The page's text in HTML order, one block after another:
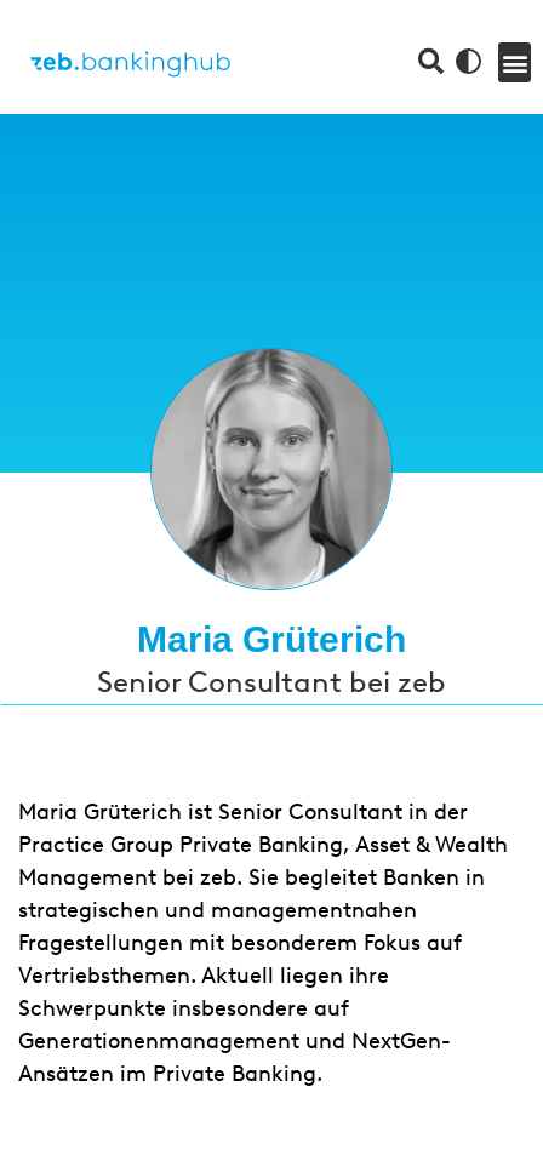
Maria Grüterich
Senior Consultant bei zeb
Maria Grüterich ist Senior Consultant in der
Practice Group Private Banking, Asset & Wealth
Management bei zeb. Sie begleitet Banken in
strategischen und managementnahen
Fragestellungen mit besonderem Fokus auf
Vertriebsthemen. Aktuell liegen ihre
Schwerpunkte insbesondere auf
Generationenmanagement und NextGen-
Ansätzen im Private Banking.